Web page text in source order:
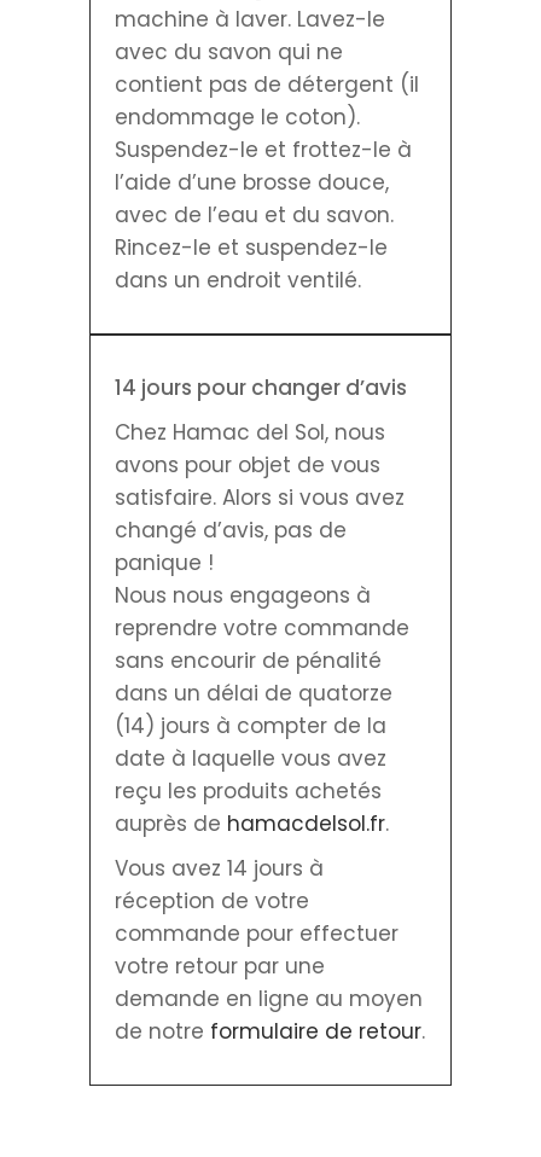
machine à laver. Lavez-le
avec du savon qui ne
contient pas de détergent (il
endommage le coton).
Suspendez-le et frottez-le à
l’aide d’une brosse douce,
avec de l’eau et du savon.
Rincez-le et suspendez-le
dans un endroit ventilé.
14 jours pour changer d’avis
Chez Hamac del Sol, nous
avons pour objet de vous
satisfaire. Alors si vous avez
changé d’avis, pas de
panique !
Nous nous engageons à
reprendre votre commande
sans encourir de pénalité
dans un délai de quatorze
(14) jours à compter de la
date à laquelle vous avez
reçu les produits achetés
auprès de hamacdelsol.fr.
Vous avez 14 jours à
réception de votre
commande pour effectuer
votre retour par une
demande en ligne au moyen
de notre formulaire de retour.